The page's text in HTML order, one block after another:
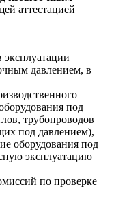
аттестацией
эксплуатации
давлением, в
под
трубопроводов
под давлением),
оборудования под
эксплуатацию
по проверке